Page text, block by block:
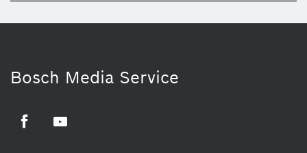
Bosch Media Service